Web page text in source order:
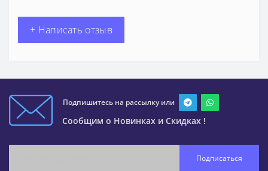
+ Написать отзыв
Подпишитесь на рассылку или
Сообщим о Новинках и Скидках !
Подписаться